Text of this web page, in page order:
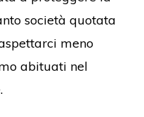
società quotata
meno
abituati nel